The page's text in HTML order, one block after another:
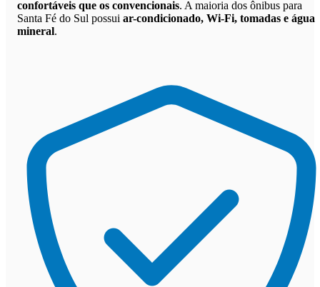
confortáveis que os convencionais. A maioria dos ônibus para
Santa Fé do Sul possui ar-condicionado, Wi-Fi, tomadas e água
mineral.